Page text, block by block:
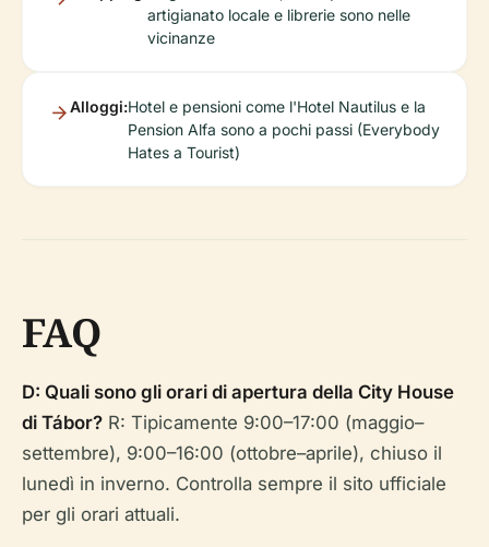
artigianato locale e librerie sono nelle
vicinanze
Alloggi:Hotel e pensioni come l'Hotel Nautilus e la
Pension Alfa sono a pochi passi (Everybody
Hates a Tourist)
FAQ
D: Quali sono gli orari di apertura della City House
di Tábor? R: Tipicamente 9:00–17:00 (maggio–
settembre), 9:00–16:00 (ottobre–aprile), chiuso il
lunedì in inverno. Controlla sempre il sito ufficiale
per gli orari attuali.